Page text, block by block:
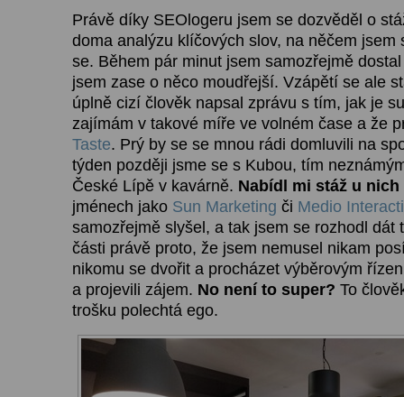
Právě díky SEOlogeru jsem se dozvěděl o
doma analýzu klíčových slov, na něčem jsem
se. Během pár minut jsem samozřejmě
jsem zase o něco moudřejší. Vzápětí se ale
úplně cizí člověk napsal zprávu s tím, jak je
zajímám v takové míře ve volném čase a že
Taste. Prý by se se mnou rádi domluvili na
týden později jsme se s Kubou, tím
České Lípě v kavárně. Nabídl mi stáž u
jménech jako Sun Marketing či Medio
samozřejmě slyšel, a tak jsem se rozhodl dát
části právě proto, že jsem nemusel nikam
nikomu se dvořit a procházet výběrovým
a projevili zájem. No není to super? To
trošku polechtá ego.